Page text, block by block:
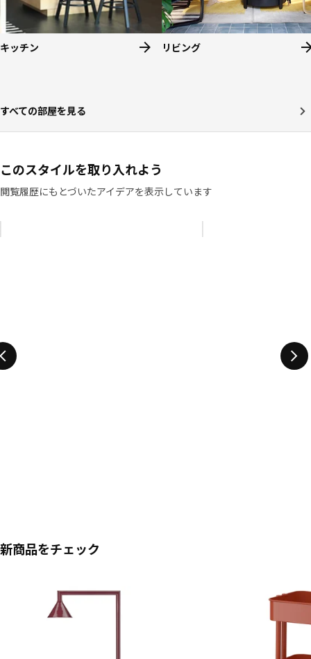
キッチン リビング
すべての部屋を見る
このスタイルを取り入れよう
閲覧履歴にもとづいたアイデアを表示しています
新商品をチェック
リストをスキップ